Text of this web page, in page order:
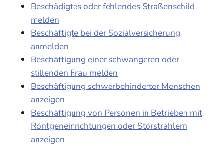
Beschädigtes oder fehlendes Straßenschild
melden
Beschäftigte bei der Sozialversicherung
anmelden
Beschäftigung einer schwangeren oder
stillenden Frau melden
Beschäftigung schwerbehinderter Menschen
anzeigen
Beschäftigung von Personen in Betrieben mit
Röntgeneinrichtungen oder Störstrahlern
anzeigen